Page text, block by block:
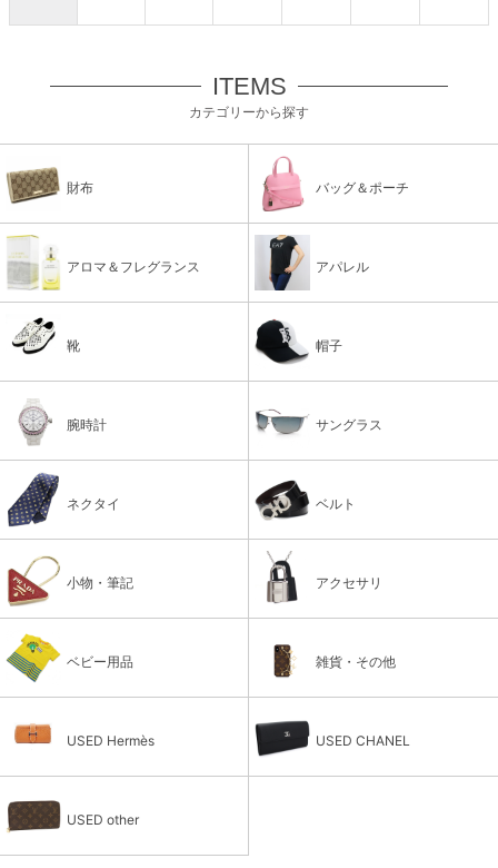
ITEMS
カテゴリーから探す
財布 バッグ＆ポーチ
アロマ＆フレグランス アパレル
靴 帽子
腕時計 サングラス
ネクタイ ベルト
小物・筆記 アクセサリ
ベビー用品 雑貨・その他
USED Hermès USED CHANEL
USED other